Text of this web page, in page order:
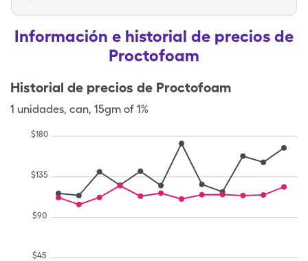
Información e historial de precios de
Proctofoam
Historial de precios de Proctofoam
1 unidades, can, 15gm of 1%
$45
$90
$135
$180